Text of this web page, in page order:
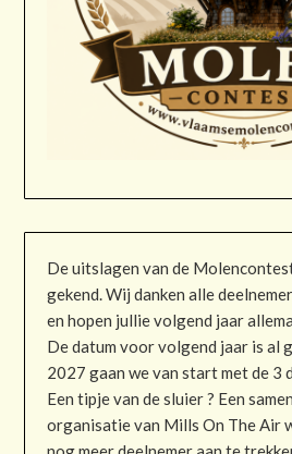
De uitslagen van de
gekend. Wij danken alle
en hopen jullie volgend jaar
De datum voor volgend jaar is al
2027 gaan we van start met de 3
Een tipje van de sluier ? Een
organisatie van Mills On The Air